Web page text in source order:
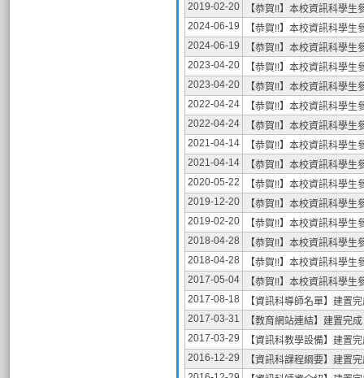
2019-02-20
【恭賀!!】本校資訊科學
2024-06-19
【恭賀!!】本校資訊科學
2024-06-19
【恭賀!!】本校資訊科學
2023-04-20
【恭賀!!】本校資訊科學
2023-04-20
【恭賀!!】本校資訊科學
2022-04-24
【恭賀!!】本校資訊科學
2022-04-24
【恭賀!!】本校資訊科學
2021-04-14
【恭賀!!】本校資訊科學
2021-04-14
【恭賀!!】本校資訊科學
2020-05-22
【恭賀!!】本校資訊科學
2019-12-20
【恭賀!!】本校資訊科學
2019-02-20
【恭賀!!】本校資訊科學
2018-04-28
【恭賀!!】本校資訊科學
2018-04-28
【恭賀!!】本校資訊科學
2017-05-04
【恭賀!!】本校資訊科學
2017-08-18
【資訊科導師名單】建置
2017-03-31
【教育網站連結】建置完
2017-03-29
【資訊科教學設備】建置
2016-12-29
【資訊科課程綱要】建置